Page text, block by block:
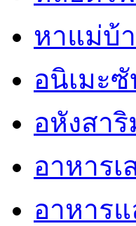
หาแม่บ้
อนิเมะ
อหังสา
อาหารเ
อาหารแ